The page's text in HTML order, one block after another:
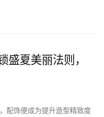
盛夏美丽法则，
配饰便成为提升造型精致度